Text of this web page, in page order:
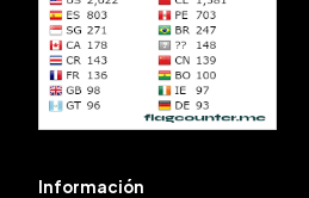
Información